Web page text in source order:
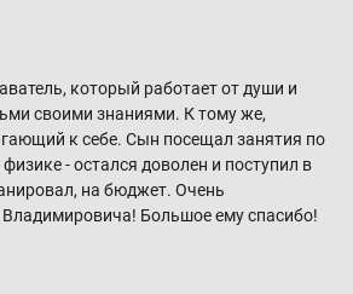
который работает от души и
своими знаниями. К тому же,
к себе. Сын посещал занятия по
- остался доволен и поступил в
на бюджет. Очень
Большое ему спасибо!